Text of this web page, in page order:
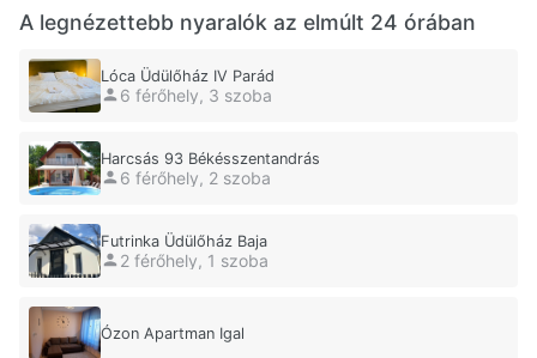
A legnézettebb nyaralók az elmúlt 24 órában
Lóca Üdülőház IV Parád
6 férőhely, 3 szoba
Harcsás 93 Békésszentandrás
6 férőhely, 2 szoba
Futrinka Üdülőház Baja
2 férőhely, 1 szoba
Ózon Apartman Igal